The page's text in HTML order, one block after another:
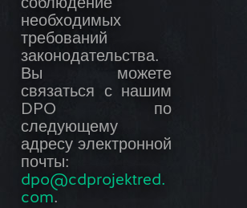
соблюдение
необходимых
требований
законодательства.
Вы можете
связаться с нашим
DPO по
следующему
адресу электронной
почты:
dpo@cdprojektred.
com.